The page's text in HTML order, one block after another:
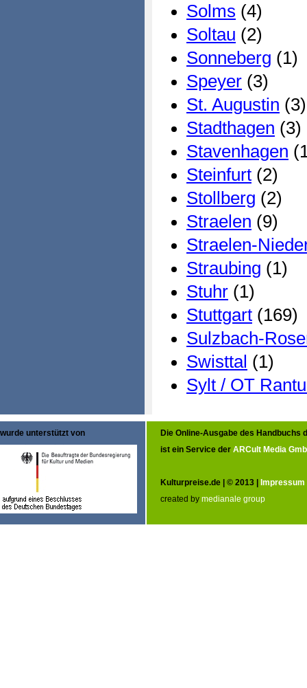
Solms (4)
Soltau (2)
Sonneberg (1)
Speyer (3)
St. Augustin (3)
Stadthagen (3)
Stavenhagen
Steinfurt (2)
Stollberg (2)
Straelen (9)
Straelen-
Straubing (1)
Stuhr (1)
Stuttgart (169)
Sulzbach-
Swisttal (1)
Sylt / OT
wurde unterstützt von
Die Online-Ausgabe des Handbuchs
ist ein Service der ARCult Media
Kulturpreise.de | © 2013 | Impressum
created by medianale group